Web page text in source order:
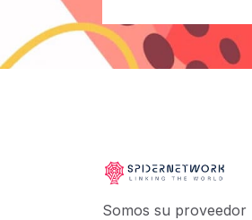
Somos su proveedor